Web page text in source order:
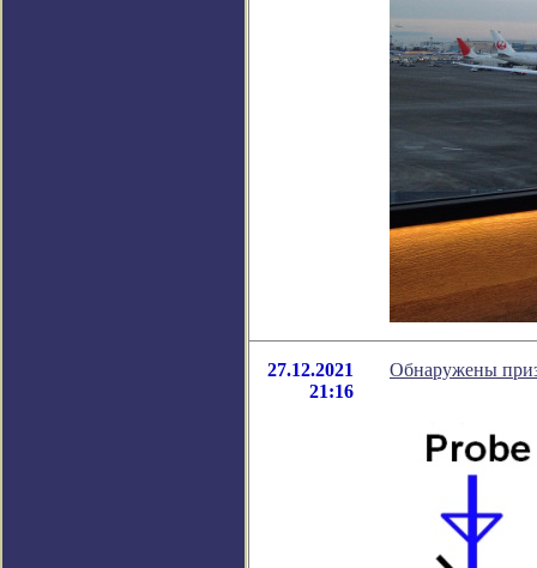
27.12.2021
21:16
Обнаружены